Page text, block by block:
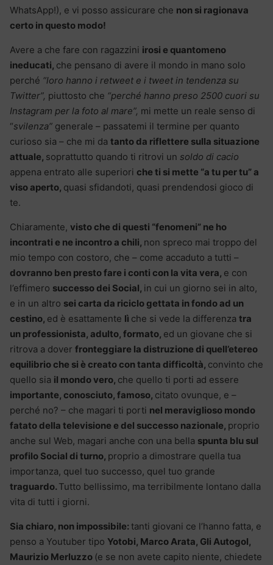
WhatsApp!), e vi posso assicurare che non si ragionava
certo in questo modo!
Avere a che fare con ragazzini irosi e quantomeno
ineducati, che pensano di avere il mondo in mano solo
perché “loro hanno i retweet e i tweet in tendenza su
Twitter”, piuttosto che “perché hanno preso 2500 cuori su
Instagram per la foto al mare”, mi mette un reale senso di
“svilenza” generale – passatemi il termine per quanto
curioso sia – che mi da tanto da riflettere sulla situazione
attuale, soprattutto quando ti ritrovi un soldo di cacio
appena entrato alle superiori che ti si mette “a tu per tu” a
viso aperto, quasi sfidandoti, quasi prendendosi gioco di
te.
Chiaramente, visto che di questi “fenomeni” ne ho
incontrati e ne incontro a chili, non spreco mai troppo del
mio tempo con costoro, che – come accaduto a tutti –
dovranno ben presto fare i conti con la vita vera, e con
l’effimero successo dei Social, in cui un giorno sei in alto,
e in un altro sei carta da riciclo gettata in fondo ad un
cestino, ed è esattamente lì che si vede la differenza tra
un professionista, adulto, formato, ed un giovane che si
ritrova a dover fronteggiare la distruzione di quell’etereo
equilibrio che si è creato con tanta difficoltà, convinto che
quello sia il mondo vero, che quello ti porti ad essere
importante, conosciuto, famoso, citato ovunque, e –
perché no? – che magari ti porti nel meraviglioso mondo
fatato della televisione e del successo nazionale, proprio
anche sul Web, magari anche con una bella spunta blu sul
profilo Social di turno, proprio a dimostrare quella tua
importanza, quel tuo successo, quel tuo grande
traguardo. Tutto bellissimo, ma terribilmente lontano dalla
vita di tutti i giorni.
Sia chiaro, non impossibile: tanti giovani ce l’hanno fatta, e
penso a Youtuber tipo Yotobi, Marco Arata, Gli Autogol,
Maurizio Merluzzo (e se non avete capito niente, chiedete